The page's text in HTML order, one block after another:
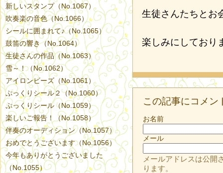
生徒さんたちとお
楽しみにしており
この記事にコメン
お名前
メール
メールアドレスは公開
ります。
新しいスタンプ（No.1067）
吹奏楽の音色（No.1066）
シールに囲まれて♪（No.1065）
鼓笛の響き（No.1064）
生徒さんの作品（No.1063）
雪～！（No.1062）
アイロンビーズ（No.1061）
ぷっくりシール２（No.1060）
ぷっくりシール（No.1059）
楽しいご報告！（No.1058）
伴奏のオーディション（No.1057）
おめでとうございます（No.1056）
今年もありがとうございました
（No.1055）